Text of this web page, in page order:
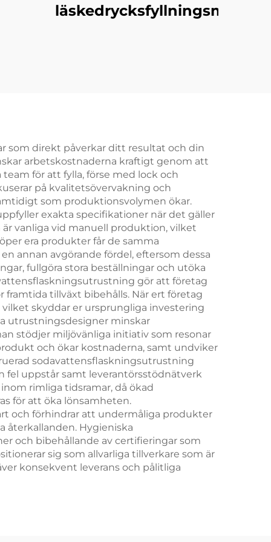
läskedrycksfyllningsmaskin
som direkt påverkar ditt resultat och din
arbetskostnaderna kraftigt genom att
för att fylla, förse med lock och
på kvalitetsövervakning och
som produktionsvolymen ökar.
exakta specifikationer när det gäller
vanliga vid manuell produktion, vilket
era produkter får de samma
annan avgörande fördel, eftersom dessa
fullgöra stora beställningar och utöka
gör att företag
tillväxt bibehålls. När ert företag
skyddar er ursprungliga investering
utrustningsdesigner minskar
stödjer miljövänliga initiativ som resonar
och ökar kostnaderna, samt undviker
sodavattensflaskningsutrustning
uppstår samt leverantörsstödnätverk
rimliga tidsramar, då ökad
för att öka lönsamheten.
och förhindrar att undermåliga produkter
återkallanden. Hygieniska
och bibehållande av certifieringar som
sig som allvarliga tillverkare som är
konsekvent leverans och pålitliga